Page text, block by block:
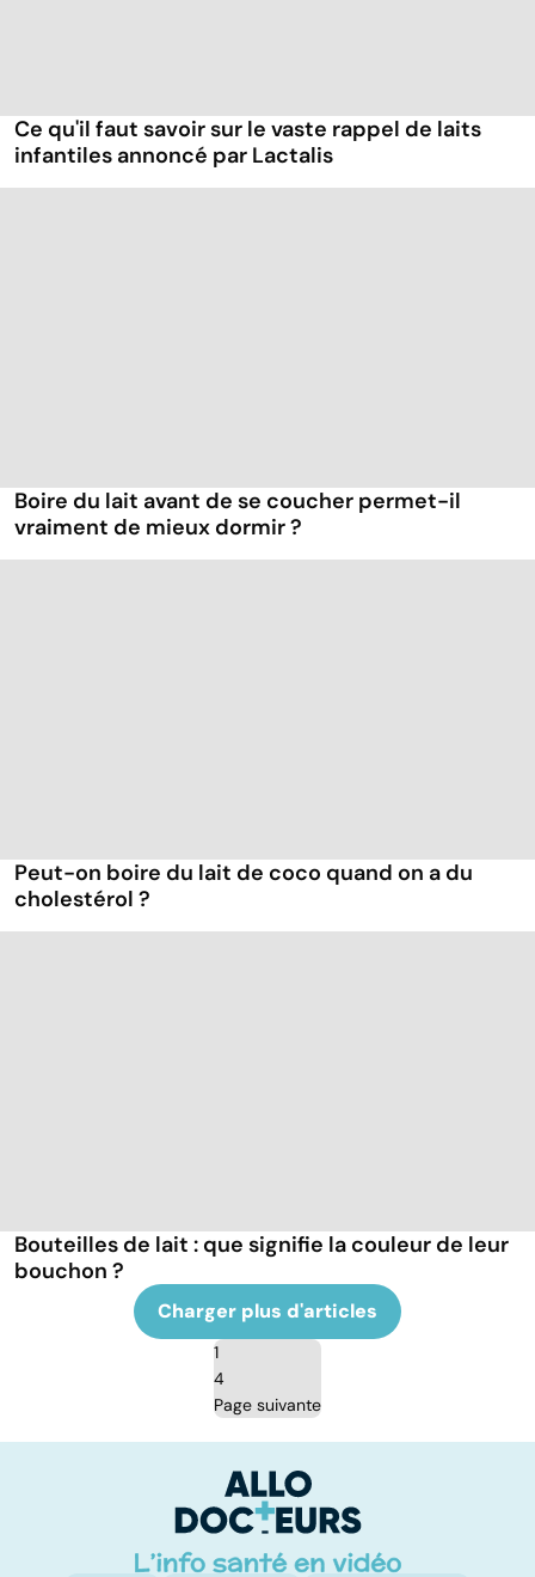
Ce qu'il faut savoir sur le vaste rappel de laits
infantiles annoncé par Lactalis
Boire du lait avant de se coucher permet-il
vraiment de mieux dormir ?
Peut-on boire du lait de coco quand on a du
cholestérol ?
Bouteilles de lait : que signifie la couleur de leur
bouchon ?
Charger plus d'articles
1
4
Page suivante